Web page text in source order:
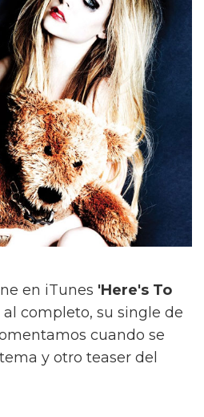
en iTunes 'Here's To
al completo, su single de
cuando se
y otro teaser del